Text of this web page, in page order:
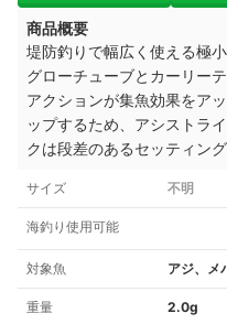
商品概要
堤防釣りで幅広く使える極
グローチューブとカーリー
アクションが集魚効果をア
ップするため、アシストラ
クは段差のあるセッティン
サイズ 不明
海釣り使用可能
対象魚 アジ、メ
重量 2.0g